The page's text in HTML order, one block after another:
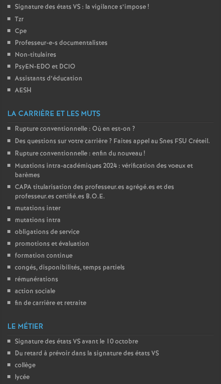
r
O
s
T
Signature des états VS : la vigilance s’impose!
Tzr
Cpe
Professeur-e-s documentalistes
Non-titulaires
PsyEN-EDO et DCIO
Assistants d’éducation
AESH
LA CARRIÈRE ET LES MUTS
Rupture conventionnelle : Où en est-on ?
Des questions sur votre carrière? Faites appel au Snes FSU Créteil.
Rupture conventionnelle : enfin du nouveau!
Mutations intra-académiques 2024 : vérification des voeux et
barèmes
CAPAtitularisation des professeur.es agrégé.es et des
professeur.es certifié.es B.O.E.
mutations inter
mutations intra
obligations de service
promotions et évaluation
formation continue
congés, disponibilités, temps partiels
rémunérations
action sociale
fin de carrière et retraite
LE MÉTIER
Signature des états VSavant le 10 octobre
Du retard à prévoir dans la signature des états VS
collège
lycée